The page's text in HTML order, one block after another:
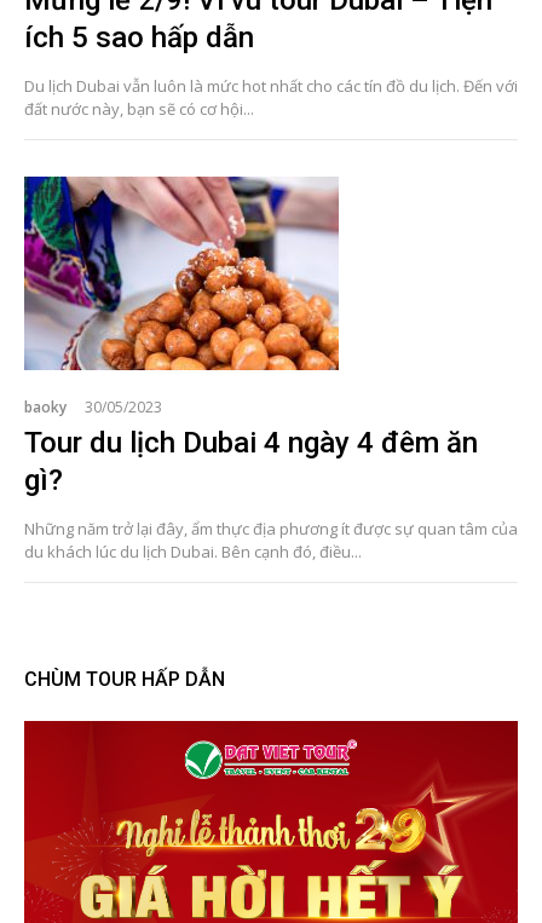
ích 5 sao hấp dẫn
Du lịch Dubai vẫn luôn là mức hot nhất cho các tín đồ du lịch. Đến với
đất nước này, bạn sẽ có cơ hội...
baoky 30/05/2023
Tour du lịch Dubai 4 ngày 4 đêm ăn
gì?
Những năm trở lại đây, ẩm thực địa phương ít được sự quan tâm của
du khách lúc du lịch Dubai. Bên cạnh đó, điều...
CHÙM TOUR HẤP DẪN